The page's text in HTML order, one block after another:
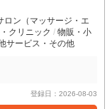
ロン（マッサージ・エ
クリニック
物販・小
サービス・その他
登録日：2026-08-03